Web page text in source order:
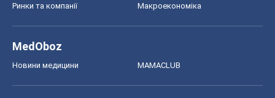
Ринки та компанії Макроекономіка
MedOboz
Новини медицини MAMACLUB